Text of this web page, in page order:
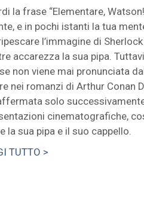
la frase “Elementare,
e in pochi istanti la tua
l’immagine di
accarezza la sua pipa.
non viene mai pronunciata
nei romanzi di Arthur Conan
solo
cinematografiche,
la sua pipa e il suo cappello.
TUTTO >